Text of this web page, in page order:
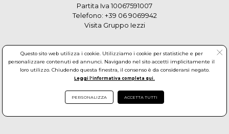
Partita Iva 10067591007
Telefono: +39 06 9069942
Visita Gruppo Iezzi
© Copyright by Gruppo Iezzi. All rights reserved. Powered by
Questo sito web utilizza i cookie. Utilizziamo i cookie per statistiche e per
personalizzare contenuti ed annunci. Navigando nel sito accetti implicitamente il
loro utilizzo. Chiudendo questa finestra, il consenso è da considerarsi negato.
Leggi l'informativa completa qui.
PERSONALIZZA ACCETTA TUTTI